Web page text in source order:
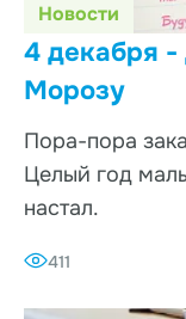
Новости
4 декабря -
Морозу
Пора-пора
Целый год
настал.
411